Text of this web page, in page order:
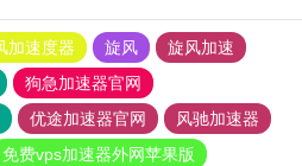
加速度器 旋风
旋风加速
狗急加速器官网
优途加速器官网
风驰加速器
免费vps加速器外网苹果版